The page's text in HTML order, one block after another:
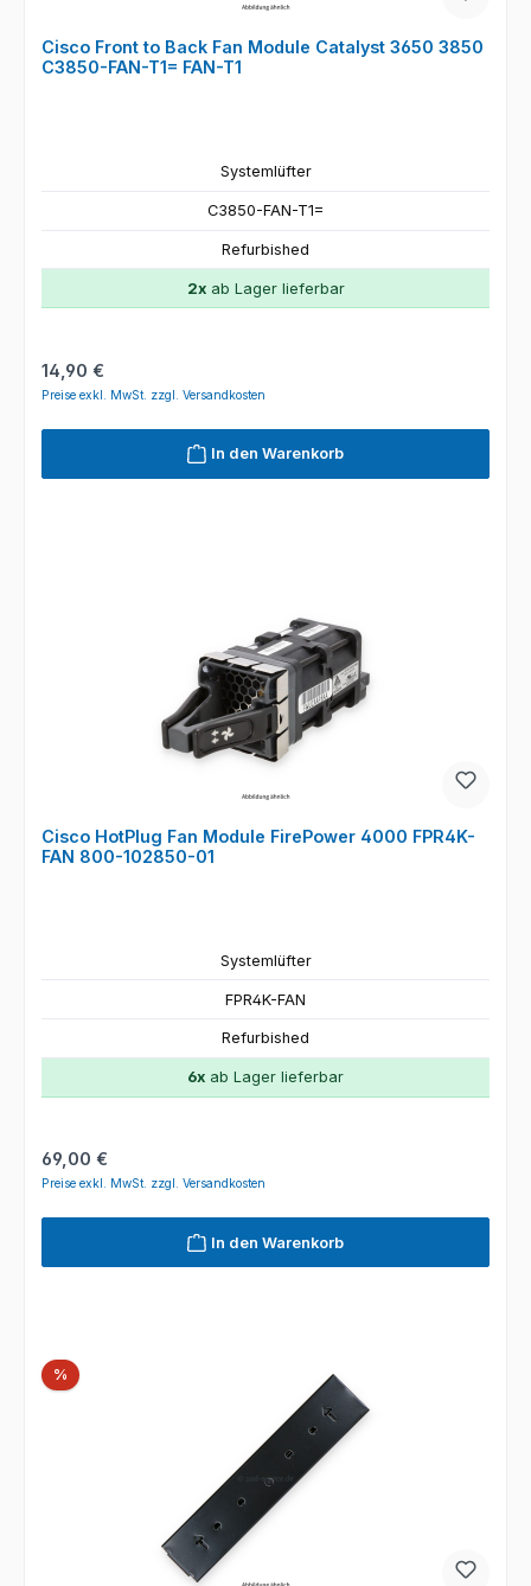
Cisco Front to Back Fan Module Catalyst 3650 3850
C3850-FAN-T1= FAN-T1
Systemlüfter
C3850-FAN-T1=
Refurbished
2xab Lager lieferbar
Regulärer Preis:
14,90 €
Preise exkl. MwSt. zzgl. Versandkosten
In den Warenkorb
Cisco HotPlug Fan Module FirePower 4000 FPR4K-
FAN 800-102850-01
Systemlüfter
FPR4K-FAN
Refurbished
6x ab Lager lieferbar
Regulärer Preis:
69,00 €
Preise exkl. MwSt. zzgl. Versandkosten
In den Warenkorb
%Rabatt